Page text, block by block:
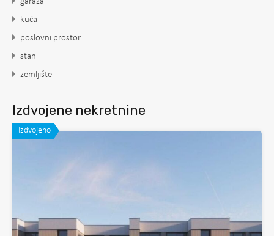
kuća
poslovni prostor
stan
zemljište
Izdvojene nekretnine
Izdvojeno